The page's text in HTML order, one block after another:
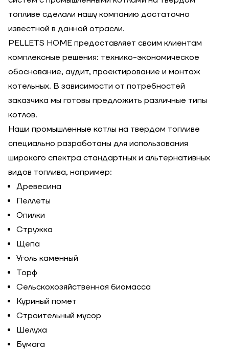
топливе сделали нашу компанию достаточно
известной в данной отрасли.
PELLETS HOME предоставляет своим клиентам
комплексные решения: технико-экономическое
обоснование, аудит, проектирование и монтаж
котельных. В зависимости от потребностей
заказчика мы готовы предложить различные типы
котлов.
Наши промышленные котлы на твердом топливе
специально разработаны для использования
широкого спектра стандартных и альтернативных
видов топлива, например:
Древесина
Пеллеты
Опилки
Стружка
Щепа
Уголь каменный
Торф
Сельскохозяйственная биомасса
Куриный помет
Строительный мусор
Шелуха
Бумага